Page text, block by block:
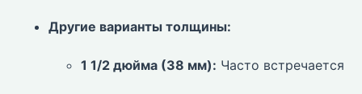
Другие варианты толщины:
1 1/2 дюйма (38 мм): Часто встречается